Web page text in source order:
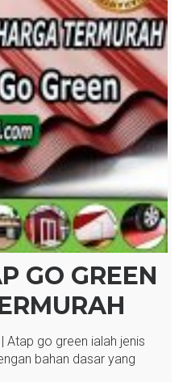
GO GREEN
| Atap go green ialah jenis
bahan dasar yang